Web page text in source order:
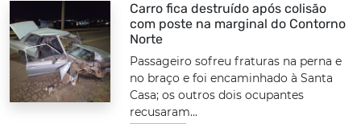
Carro fica destruído após colisão
com poste na marginal do Contorno
Norte
Passageiro sofreu fraturas na perna e
no braço e foi encaminhado à Santa
Casa; os outros dois ocupantes
recusaram...